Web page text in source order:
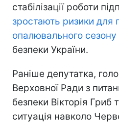
стабілізації роботи
зростають ризики для
опалювального сезону
безпеки України.
Раніше депутатка,
Верховної Ради з
безпеки Вікторія
ситуація навколо